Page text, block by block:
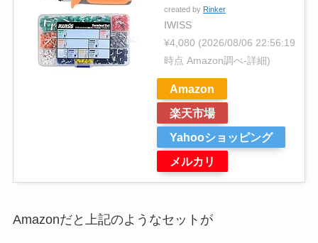
created by Rinker
IWISS
¥4,080 (2026/08/06 22:56:19
時点 Amazon調べ-詳細)
Amazon
楽天市場
Yahooショッピング
メルカリ
Amazonだと上記のようなセットが